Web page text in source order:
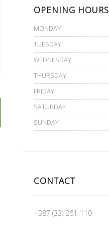
OPENING HOURS
MONDAY
TUESDAY
WEDNESDAY
THURSDAY
FRIDAY
SATURDAY
SUNDAY
CONTACT
+387 (33) 261-110